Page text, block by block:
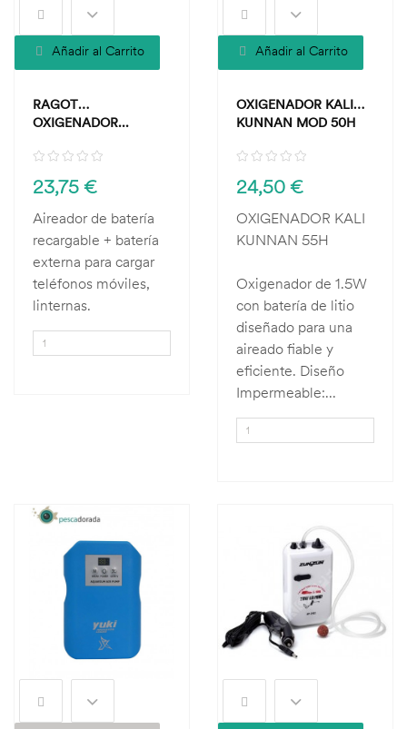
Añadir al Carrito
RAGOT
OXIGENADOR...
23,75 €
Aireador de batería
recargable + batería
externa para cargar
teléfonos móviles,
linternas.
Añadir al Carrito
OXIGENADOR KALI
KUNNAN MOD 50H
24,50 €
OXIGENADOR KALI
KUNNAN 55H
Oxigenador de 1.5W
con batería de litio
diseñado para una
aireado fiable y
eficiente. Diseño
Impermeable:...